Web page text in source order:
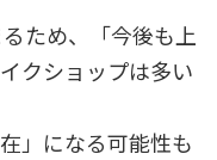
ため、「今後も上
クショップは多い
」になる可能性も